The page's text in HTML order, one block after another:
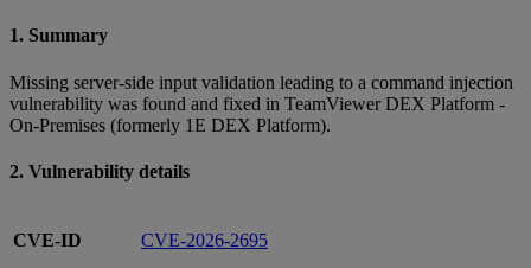
1. Summary
Missing server-side input validation leading to a command injection
vulnerability was found and fixed in TeamViewer DEX Platform -
On-Premises (formerly 1E DEX Platform).
2. Vulnerability details
CVE-ID CVE-2026-2695